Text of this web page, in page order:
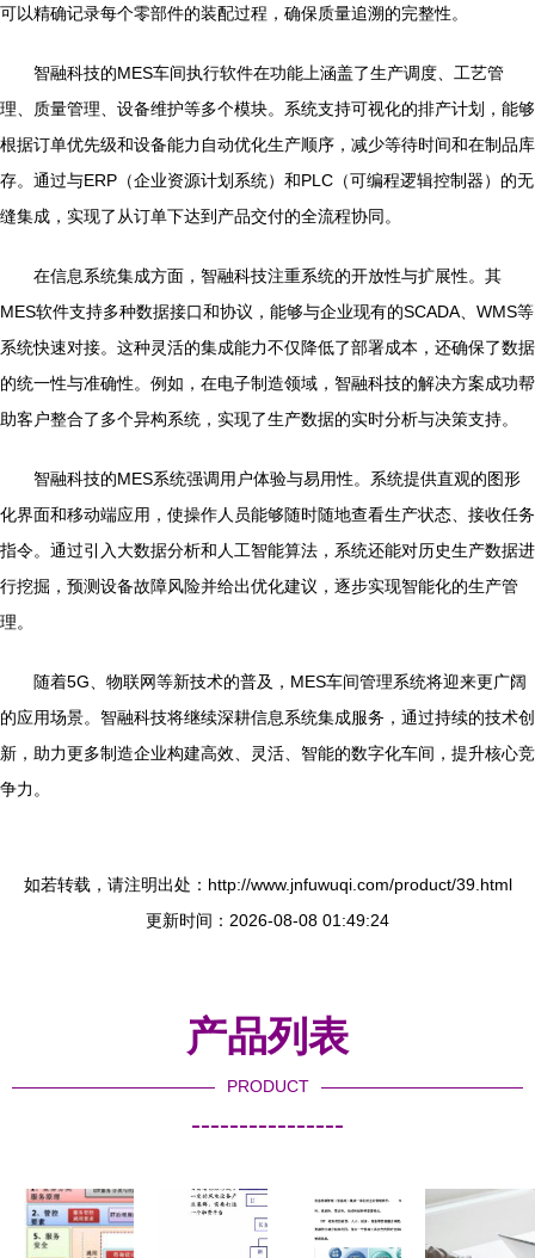
可以精确记录每个零部件的装配过程，确保质量追溯的完整性。
智融科技的MES车间执行软件在功能上涵盖了生产调度、工艺管
理、质量管理、设备维护等多个模块。系统支持可视化的排产计划，能够
根据订单优先级和设备能力自动优化生产顺序，减少等待时间和在制品库
存。通过与ERP（企业资源计划系统）和PLC（可编程逻辑控制器）的无
缝集成，实现了从订单下达到产品交付的全流程协同。
在信息系统集成方面，智融科技注重系统的开放性与扩展性。其
MES软件支持多种数据接口和协议，能够与企业现有的SCADA、WMS等
系统快速对接。这种灵活的集成能力不仅降低了部署成本，还确保了数据
的统一性与准确性。例如，在电子制造领域，智融科技的解决方案成功帮
助客户整合了多个异构系统，实现了生产数据的实时分析与决策支持。
智融科技的MES系统强调用户体验与易用性。系统提供直观的图形
化界面和移动端应用，使操作人员能够随时随地查看生产状态、接收任务
指令。通过引入大数据分析和人工智能算法，系统还能对历史生产数据进
行挖掘，预测设备故障风险并给出优化建议，逐步实现智能化的生产管
理。
随着5G、物联网等新技术的普及，MES车间管理系统将迎来更广阔
的应用场景。智融科技将继续深耕信息系统集成服务，通过持续的技术创
新，助力更多制造企业构建高效、灵活、智能的数字化车间，提升核心竞
争力。
如若转载，请注明出处：http://www.jnfuwuqi.com/product/39.html
更新时间：2026-08-08 01:49:24
产品列表
PRODUCT
----------------